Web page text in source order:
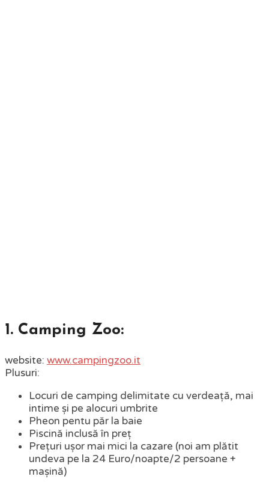
1. Camping Zoo:
website: www.campingzoo.it
Plusuri:
Locuri de camping delimitate cu verdeață, mai
intime și pe alocuri umbrite
Pheon pentu păr la baie
Piscină inclusă în preț
Prețuri ușor mai mici la cazare (noi am plătit
undeva pe la 24 Euro/noapte/2 persoane +
mașină)